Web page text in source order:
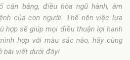
cân bằng, điều hòa ngũ hành, âm
của con người. Thế nên việc lựa
hợp sẽ giúp mọi điều thuận lợi hanh
hợp với màu sắc nào, hãy cùng
bài viết dưới đây!